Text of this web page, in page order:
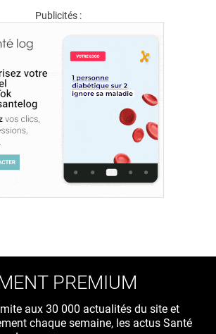
Publicités :
PREMIUM
aux 30 000 actualités du site et
chaque semaine, les actus Santé